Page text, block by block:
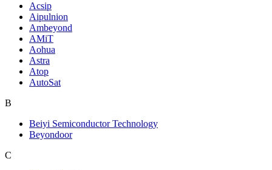
Acsip
Aipulnion
Ambeyond
AMiT
Aohua
Astra
Atop
AutoSat
B
Beiyi Semiconductor Technology
Beyondoor
C